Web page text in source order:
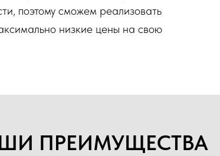
поэтому сможем реализовать
низкие цены на свою
ПРЕИМУЩЕСТВА